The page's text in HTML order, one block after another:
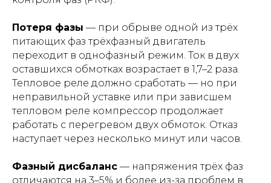
Потеря фазы — при обрыве одной из трёх
питающих фаз трёхфазный двигатель
переходит в однофазный режим. Ток в двух
оставшихся обмотках возрастает в 1,7–2 раза.
Тепловое реле должно сработать — но при
неправильной уставке или при зависшем
тепловом реле компрессор продолжает
работать с перегревом двух обмоток. Отказ
наступает через несколько минут или часов.
Фазный дисбаланс — напряжения трёх фаз
отличаются на 3–5% и более из-за проблем в